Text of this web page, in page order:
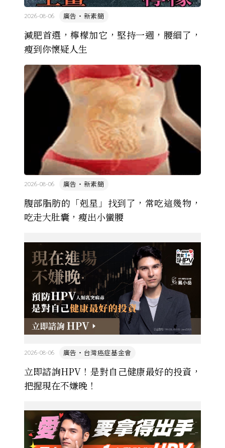
減肥首選，檸檬加它，堅持一週，腰細了，
瘦到你懷疑人生
廣告・新素簡
2026-08-06
腹部脂肪的「剋星」找到了，常吃這幾物，
吃走大肚囊，瘦出小蠻腰
廣告・新素簡
2026-08-06
立即諮詢HPV！是對自己健康最好的投資，
把握現在不嫌晚！
廣告・台灣癌症基金會
2026-08-06